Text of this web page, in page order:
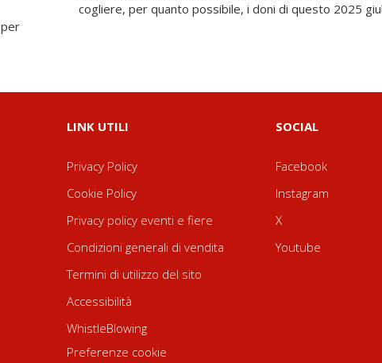
cogliere, per quanto possibile, i doni di questo 2025
LINK UTILI
Privacy Policy
Cookie Policy
Privacy policy eventi e fiere
Condizioni generali di vendita
Termini di utilizzo del sito
Accessibilità
WhistleBlowing
Preferenze cookie
SOCIAL
Facebook
Instagram
X
Youtube